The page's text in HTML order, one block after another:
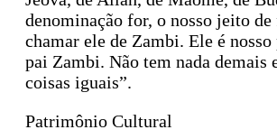
denominação for, o nosso jeito
chamar ele de Zambi. Ele é nosso
pai Zambi. Não tem nada demais
coisas iguais”.
Patrimônio Cultural